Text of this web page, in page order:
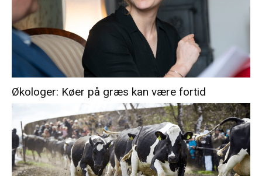
Økologer: Køer på græs kan være fortid